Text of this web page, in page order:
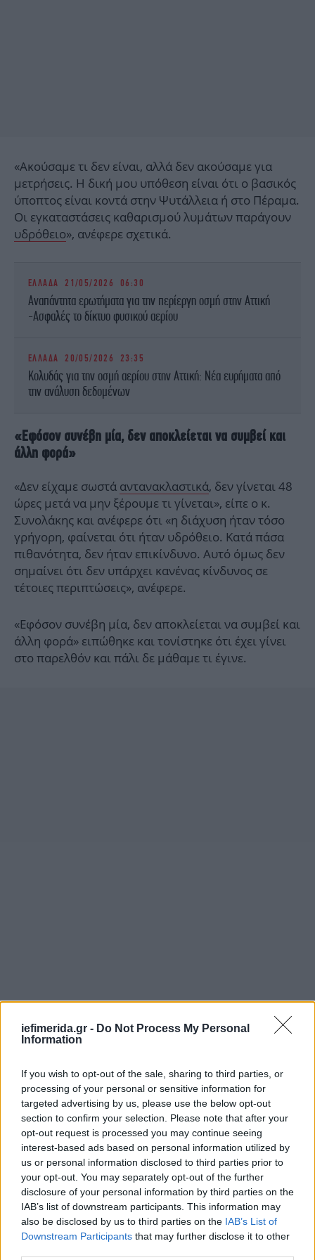
iefimerida.gr - Do Not Process My Personal
Information
If you wish to opt-out of the sale, sharing to third parties, or
processing of your personal or sensitive information for
targeted advertising by us, please use the below opt-out
section to confirm your selection. Please note that after your
opt-out request is processed you may continue seeing
interest-based ads based on personal information utilized by
us or personal information disclosed to third parties prior to
your opt-out. You may separately opt-out of the further
disclosure of your personal information by third parties on the
IAB’s list of downstream participants. This information may
also be disclosed by us to third parties on the IAB’s List of
Downstream Participants that may further disclose it to other
«Ακούσαμε τι δεν είναι, αλλά δεν ακούσαμε για
μετρήσεις. Η δική μου υπόθεση είναι ότι ο βασικός
ύποπτος είναι κοντά στην Ψυτάλλεια ή στο Πέραμα.
Οι εγκαταστάσεις καθαρισμού λυμάτων παράγουν
υδρόθειο», ανέφερε σχετικά.
ΕΛΛΑΔΑ 21/05/2026 06:30
Αναπάντητα ερωτήματα για την περίεργη οσμή στην Αττική
-Ασφαλές το δίκτυο φυσικού αερίου
ΕΛΛΑΔΑ 20/05/2026 23:35
Κολυδάς για την οσμή αερίου στην Αττική: Νέα ευρήματα από
την ανάλυση δεδομένων
«Εφόσον συνέβη μία, δεν αποκλείεται να συμβεί και
άλλη φορά»
«Δεν είχαμε σωστά αντανακλαστικά, δεν γίνεται 48
ώρες μετά να μην ξέρουμε τι γίνεται», είπε ο κ.
Συνολάκης και ανέφερε ότι «η διάχυση ήταν τόσο
γρήγορη, φαίνεται ότι ήταν υδρόθειο. Κατά πάσα
πιθανότητα, δεν ήταν επικίνδυνο. Αυτό όμως δεν
σημαίνει ότι δεν υπάρχει κανένας κίνδυνος σε
τέτοιες περιπτώσεις», ανέφερε.
«Εφόσον συνέβη μία, δεν αποκλείεται να συμβεί και
άλλη φορά» ειπώθηκε και τονίστηκε ότι έχει γίνει
στο παρελθόν και πάλι δε μάθαμε τι έγινε.
«Την επόμενη φορά, πρέπει το κράτος να είναι
έτοιμο να ξέρει τι θα κάνει. Πρέπει να υπάρξει
επιμονή για μετρήσεις τη στιγμή που εξελίσσεται